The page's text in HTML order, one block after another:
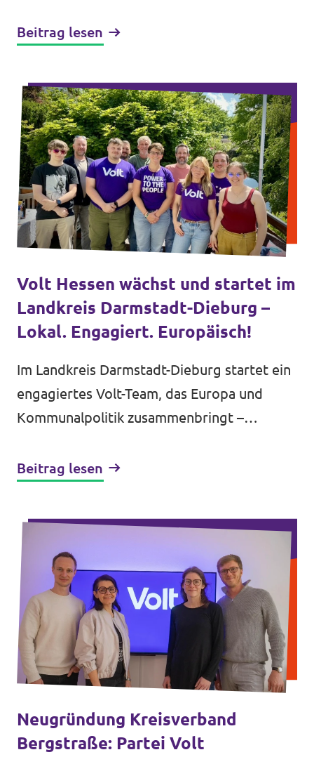
Vielfalt und Gleichstellung im ländlichen...
Beitrag lesen
Volt Hessen wächst und startet im
Landkreis Darmstadt-Dieburg –
Lokal. Engagiert. Europäisch!
Im Landkreis Darmstadt-Dieburg startet ein
engagiertes Volt-Team, das Europa und
Kommunalpolitik zusammenbringt –
hinaus. Mit neuen Ideen und echter
Beitrag lesen
Neugründung Kreisverband
Bergstraße: Partei Volt